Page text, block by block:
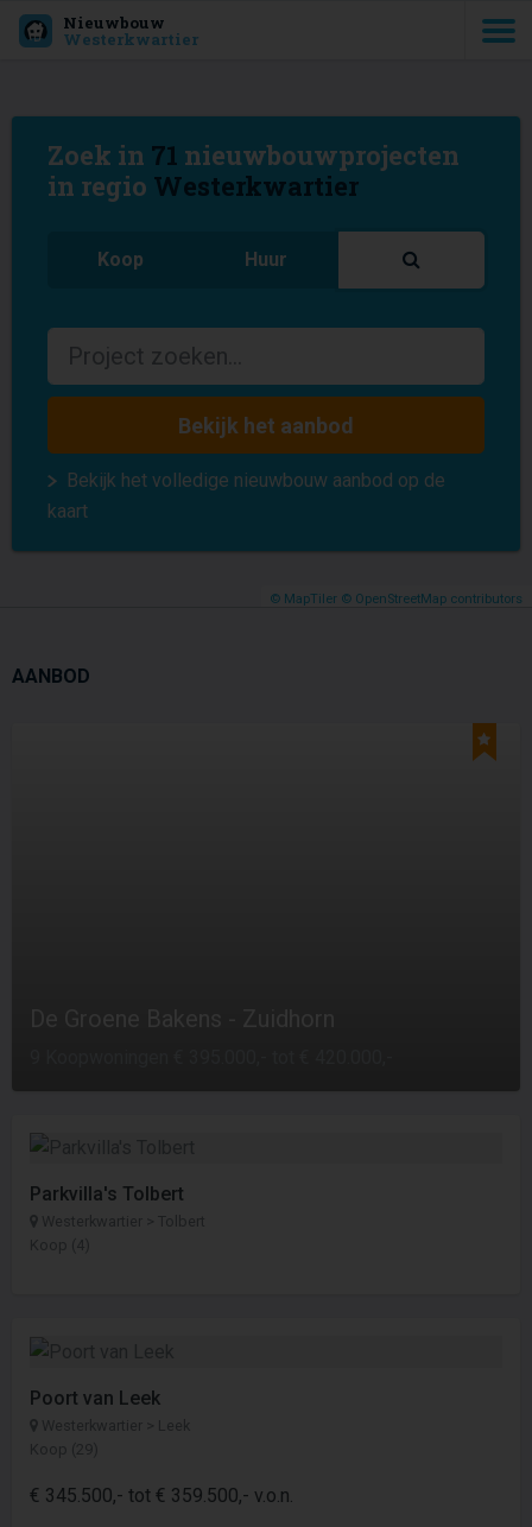
Nieuwbouw
Westerkwartier
© MapTiler © OpenStreetMap contributors
Zoek in 71 nieuwbouwprojecten
in regio Westerkwartier
Koop Huur
Bekijk het aanbod
Bekijk het volledige nieuwbouw aanbod op de
kaart
AANBOD
Parkvilla's Tolbert
Westerkwartier > Tolbert
Koop (4)
Poort van Leek
Westerkwartier > Leek
Koop (29)
€ 345.500,- tot € 359.500,- v.o.n.